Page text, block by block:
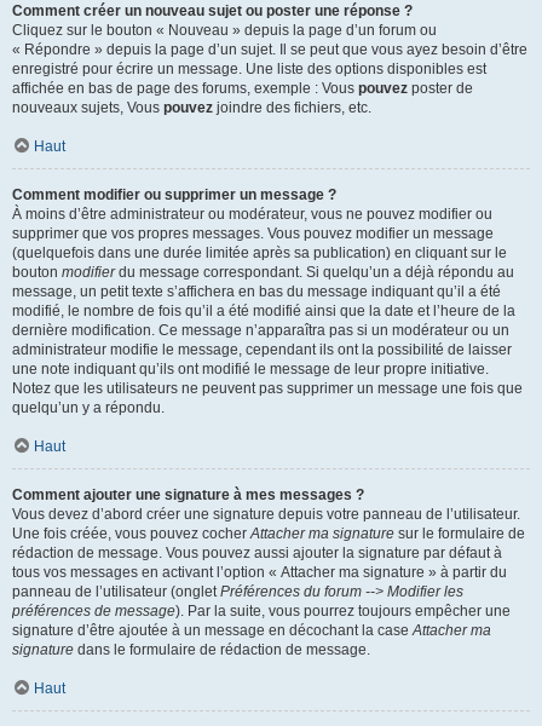
Comment créer un nouveau sujet ou poster une réponse ?
Cliquez sur le bouton « Nouveau » depuis la page d’un forum ou
« Répondre » depuis la page d’un sujet. Il se peut que vous ayez besoin d’être
enregistré pour écrire un message. Une liste des options disponibles est
affichée en bas de page des forums, exemple : Vous pouvez poster de
nouveaux sujets, Vous pouvez joindre des fichiers, etc.
Haut
Comment modifier ou supprimer un message ?
À moins d’être administrateur ou modérateur, vous ne pouvez modifier ou
supprimer que vos propres messages. Vous pouvez modifier un message
(quelquefois dans une durée limitée après sa publication) en cliquant sur le
bouton modifierdu message correspondant. Si quelqu’un a déjà répondu au
message, un petit texte s’affichera en bas du message indiquant qu’il a été
modifié, le nombre de fois qu’il a été modifié ainsi que la date et l’heure de la
dernière modification. Ce message n’apparaîtra pas si un modérateur ou un
administrateur modifie le message, cependant ils ont la possibilité de laisser
une note indiquant qu’ils ont modifié le message de leur propre initiative.
Notez que les utilisateurs ne peuvent pas supprimer un message une fois que
quelqu’un y a répondu.
Haut
Comment ajouter une signature à mes messages ?
Vous devez d’abord créer une signature depuis votre panneau de l’utilisateur.
Une fois créée, vous pouvez cocher Attacher ma signature sur le formulaire de
rédaction de message. Vous pouvez aussi ajouter la signature par défaut à
tous vos messages en activant l’option « Attacher ma signature » à partir du
panneau de l’utilisateur (onglet Préférences du forum --> Modifier les
préférences de message). Par la suite, vous pourrez toujours empêcher une
signature d’être ajoutée à un message en décochant la case Attacher ma
signature dans le formulaire de rédaction de message.
Haut